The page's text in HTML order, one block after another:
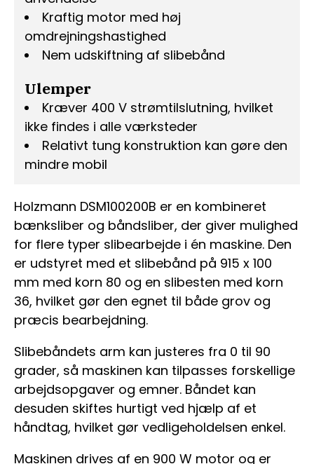
Holzmann DSM100200B er en kombineret
bænksliber og båndsliber, der giver mulighed
for flere typer slibearbejde i én maskine. Den
er udstyret med et slibebånd på 915 x 100
mm med korn 80 og en slibesten med korn
36, hvilket gør den egnet til både grov og
præcis bearbejdning.
Slibebåndets arm kan justeres fra 0 til 90
grader, så maskinen kan tilpasses forskellige
arbejdsopgaver og emner. Båndet kan
desuden skiftes hurtigt ved hjælp af et
håndtag, hvilket gør vedligeholdelsen enkel.
Maskinen drives af en 900 W motor og er
Kraftig motor med høj
omdrejningshastighed
Nem udskiftning af slibebånd
Ulemper
Kræver 400 V strømtilslutning, hvilket
ikke findes i alle værksteder
Relativt tung konstruktion kan gøre den
mindre mobil